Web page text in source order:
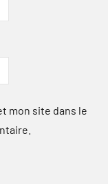
mon site dans le